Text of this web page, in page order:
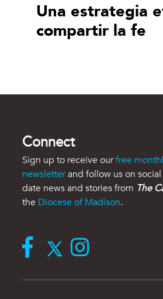
Una estrategia
compartir la fe
Connect
Sign up to receive ourfree
newsletterand follow us on
date news and stories from The
the Diocese of Madison.